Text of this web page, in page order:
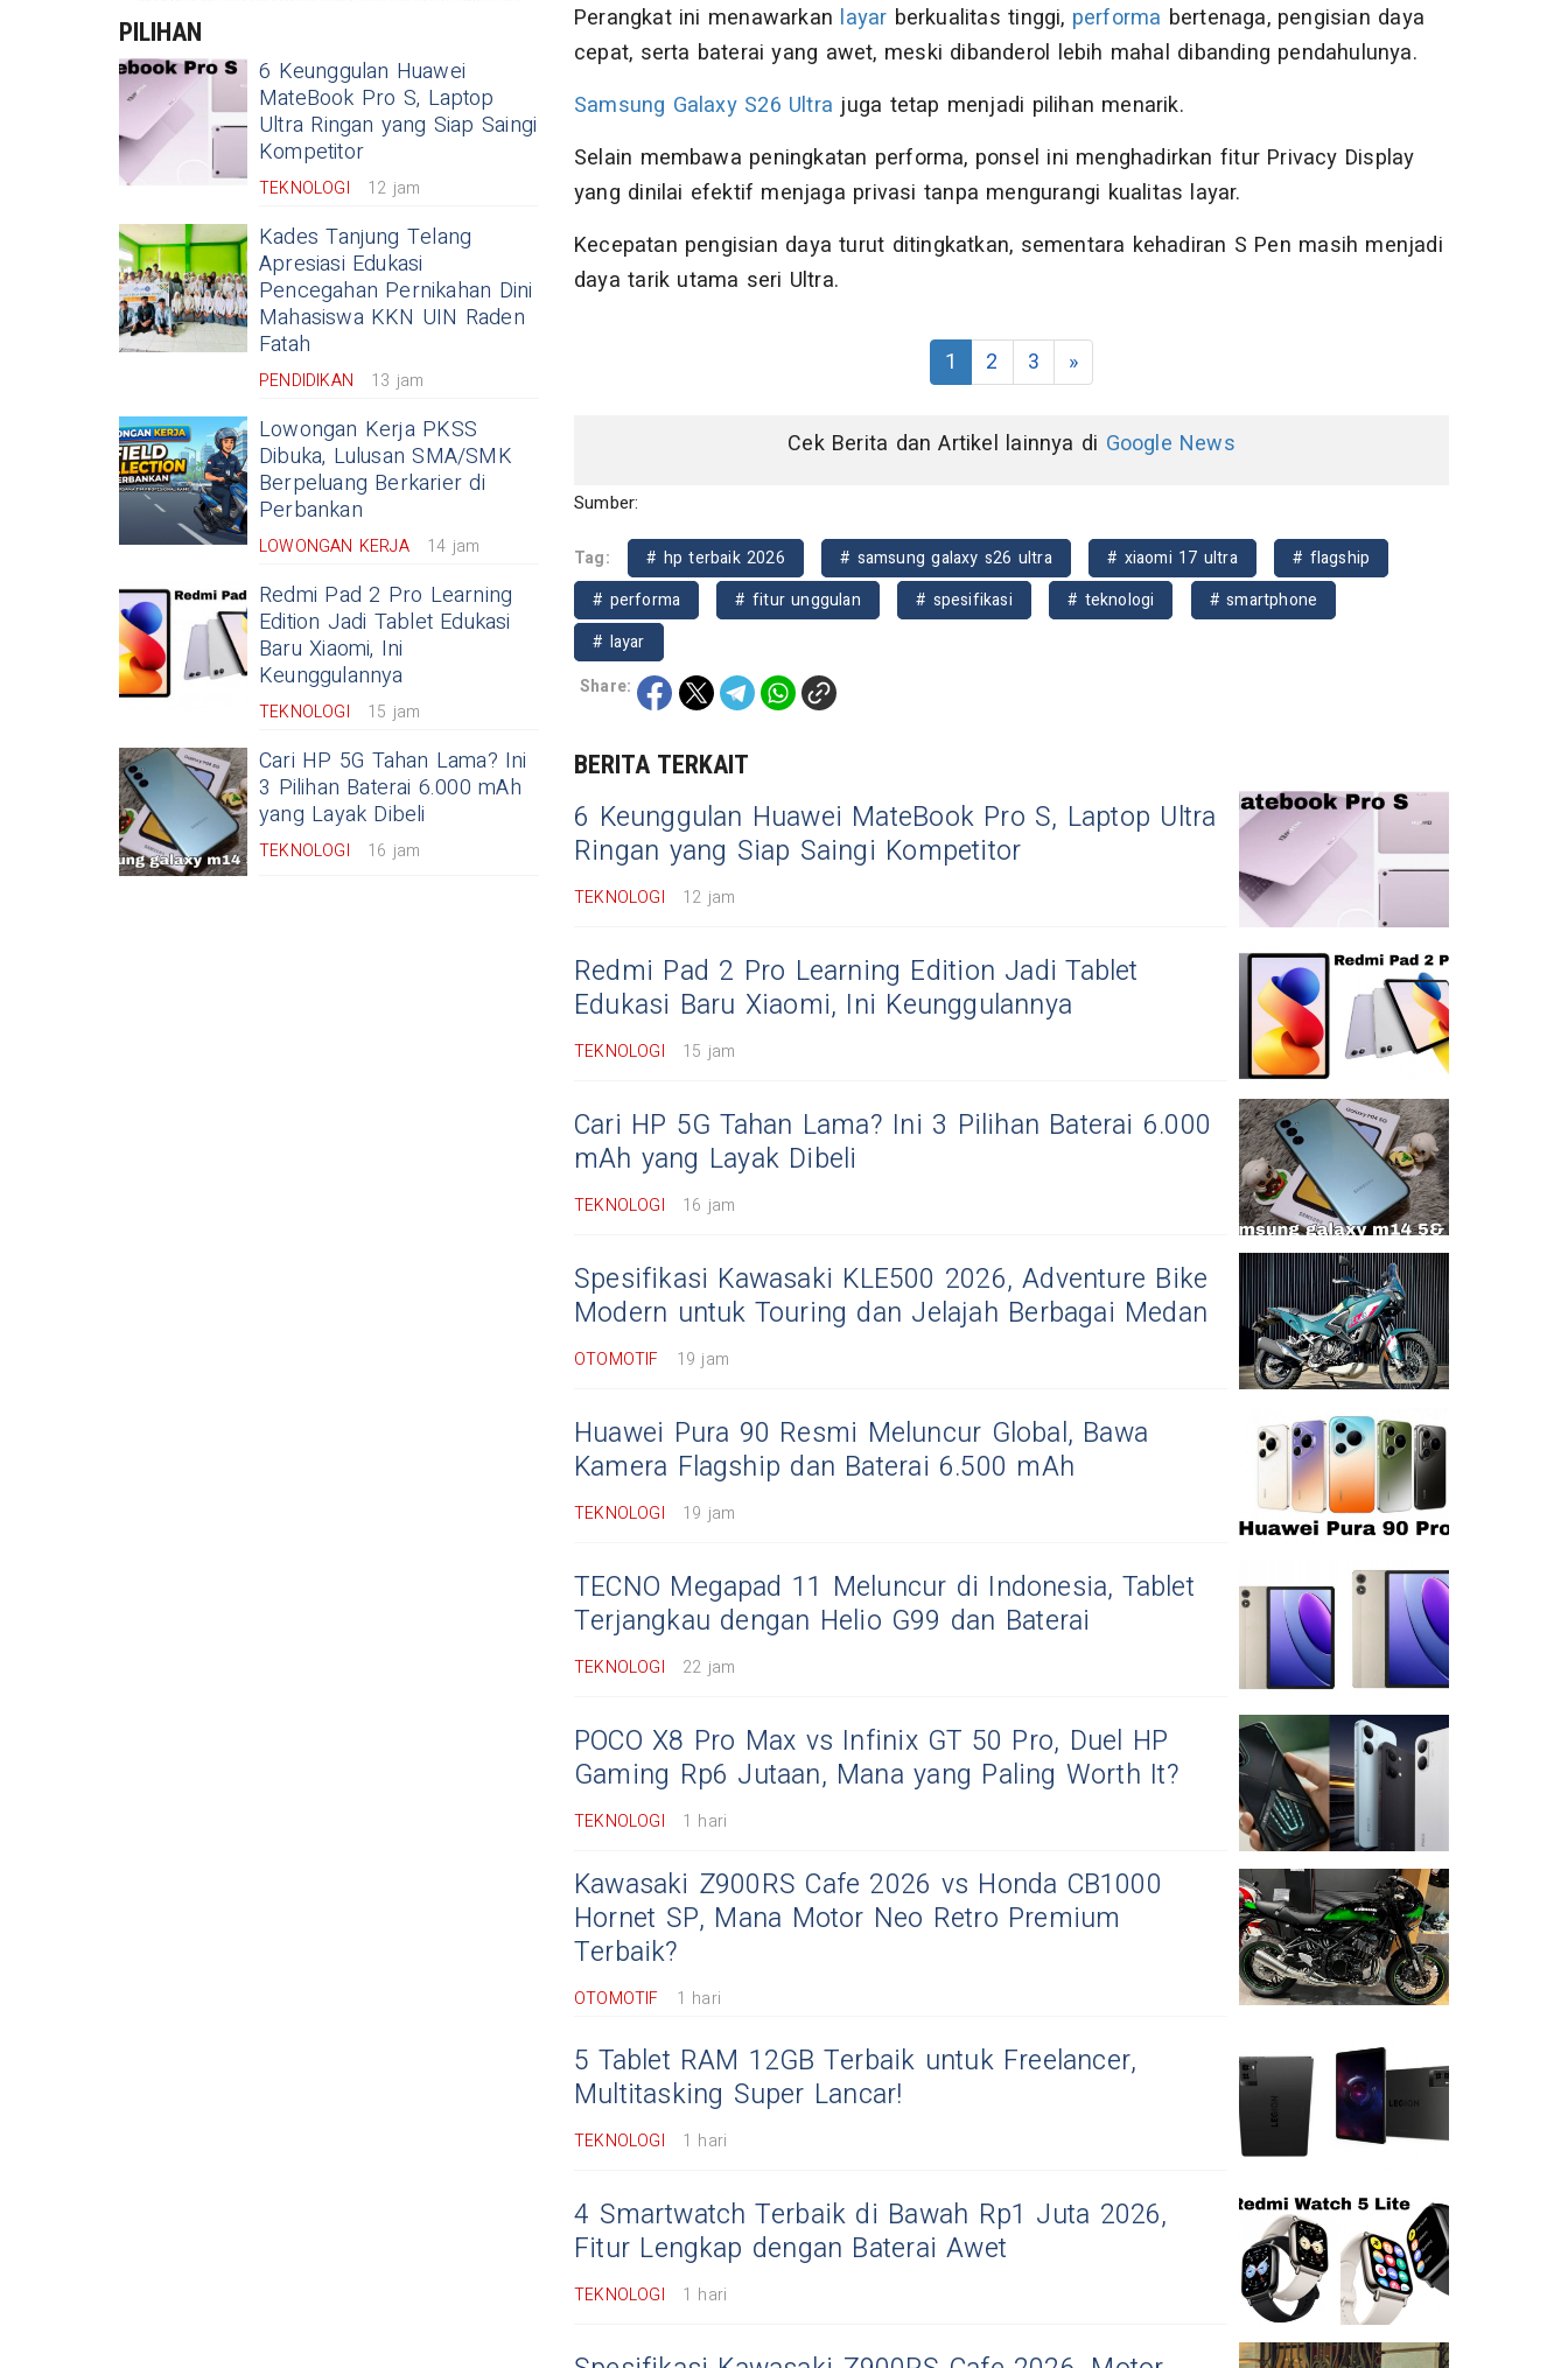
PILIHAN
6 Keunggulan Huawei
MateBook Pro S, Laptop
Ultra Ringan yang Siap Saingi
Kompetitor
TEKNOLOGI 12 jam
Kades Tanjung Telang
Apresiasi Edukasi
Pencegahan Pernikahan Dini
Mahasiswa KKN UIN Raden
Fatah
PENDIDIKAN 13 jam
Lowongan Kerja PKSS
Dibuka, Lulusan SMA/SMK
Berpeluang Berkarier di
Perbankan
LOWONGAN KERJA 14 jam
Redmi Pad 2 Pro Learning
Edition Jadi Tablet Edukasi
Baru Xiaomi, Ini
Keunggulannya
TEKNOLOGI 15 jam
Cari HP 5G Tahan Lama? Ini
3 Pilihan Baterai 6.000 mAh
yang Layak Dibeli
TEKNOLOGI 16 jam
Perangkat ini menawarkan layar berkualitas tinggi, performa bertenaga, pengisian daya
cepat, serta baterai yang awet, meski dibanderol lebih mahal dibanding pendahulunya.
Samsung Galaxy S26 Ultra juga tetap menjadi pilihan menarik.
Selain membawa peningkatan performa, ponsel ini menghadirkan fitur Privacy Display
yang dinilai efektif menjaga privasi tanpa mengurangi kualitas layar.
Kecepatan pengisian daya turut ditingkatkan, sementara kehadiran S Pen masih menjadi
daya tarik utama seri Ultra.
1 2 3 »
Cek Berita dan Artikel lainnya di Google News
Sumber:
Tag: # hp terbaik 2026 # samsung galaxy s26 ultra # xiaomi 17 ultra
# flagship
# performa
# fitur unggulan # spesifikasi # teknologi
# smartphone
# layar
Share:
BERITA TERKAIT
6 Keunggulan Huawei MateBook Pro S, Laptop Ultra
Ringan yang Siap Saingi Kompetitor
TEKNOLOGI 12 jam
Redmi Pad 2 Pro Learning Edition Jadi Tablet
Edukasi Baru Xiaomi, Ini Keunggulannya
TEKNOLOGI 15 jam
Cari HP 5G Tahan Lama? Ini 3 Pilihan Baterai 6.000
mAh yang Layak Dibeli
TEKNOLOGI 16 jam
Spesifikasi Kawasaki KLE500 2026, Adventure Bike
Modern untuk Touring dan Jelajah Berbagai Medan
OTOMOTIF 19 jam
Huawei Pura 90 Resmi Meluncur Global, Bawa
Kamera Flagship dan Baterai 6.500 mAh
TEKNOLOGI 19 jam
TECNO Megapad 11 Meluncur di Indonesia, Tablet
Terjangkau dengan Helio G99 dan Baterai
TEKNOLOGI 22 jam
POCO X8 Pro Max vs Infinix GT 50 Pro, Duel HP
Gaming Rp6 Jutaan, Mana yang Paling Worth It?
TEKNOLOGI 1 hari
Kawasaki Z900RS Cafe 2026 vs Honda CB1000
Hornet SP, Mana Motor Neo Retro Premium
Terbaik?
OTOMOTIF 1 hari
5 Tablet RAM 12GB Terbaik untuk Freelancer,
Multitasking Super Lancar!
TEKNOLOGI 1 hari
4 Smartwatch Terbaik di Bawah Rp1 Juta 2026,
Fitur Lengkap dengan Baterai Awet
TEKNOLOGI 1 hari